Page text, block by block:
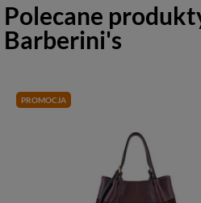
Polecane
Barberini's
PROMOCJA